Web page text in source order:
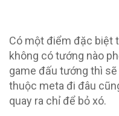
Có một điểm đặc biệt
không có tướng nào
game đấu tướng thì
thuộc meta đi đâu
quay ra chỉ để bỏ xó.